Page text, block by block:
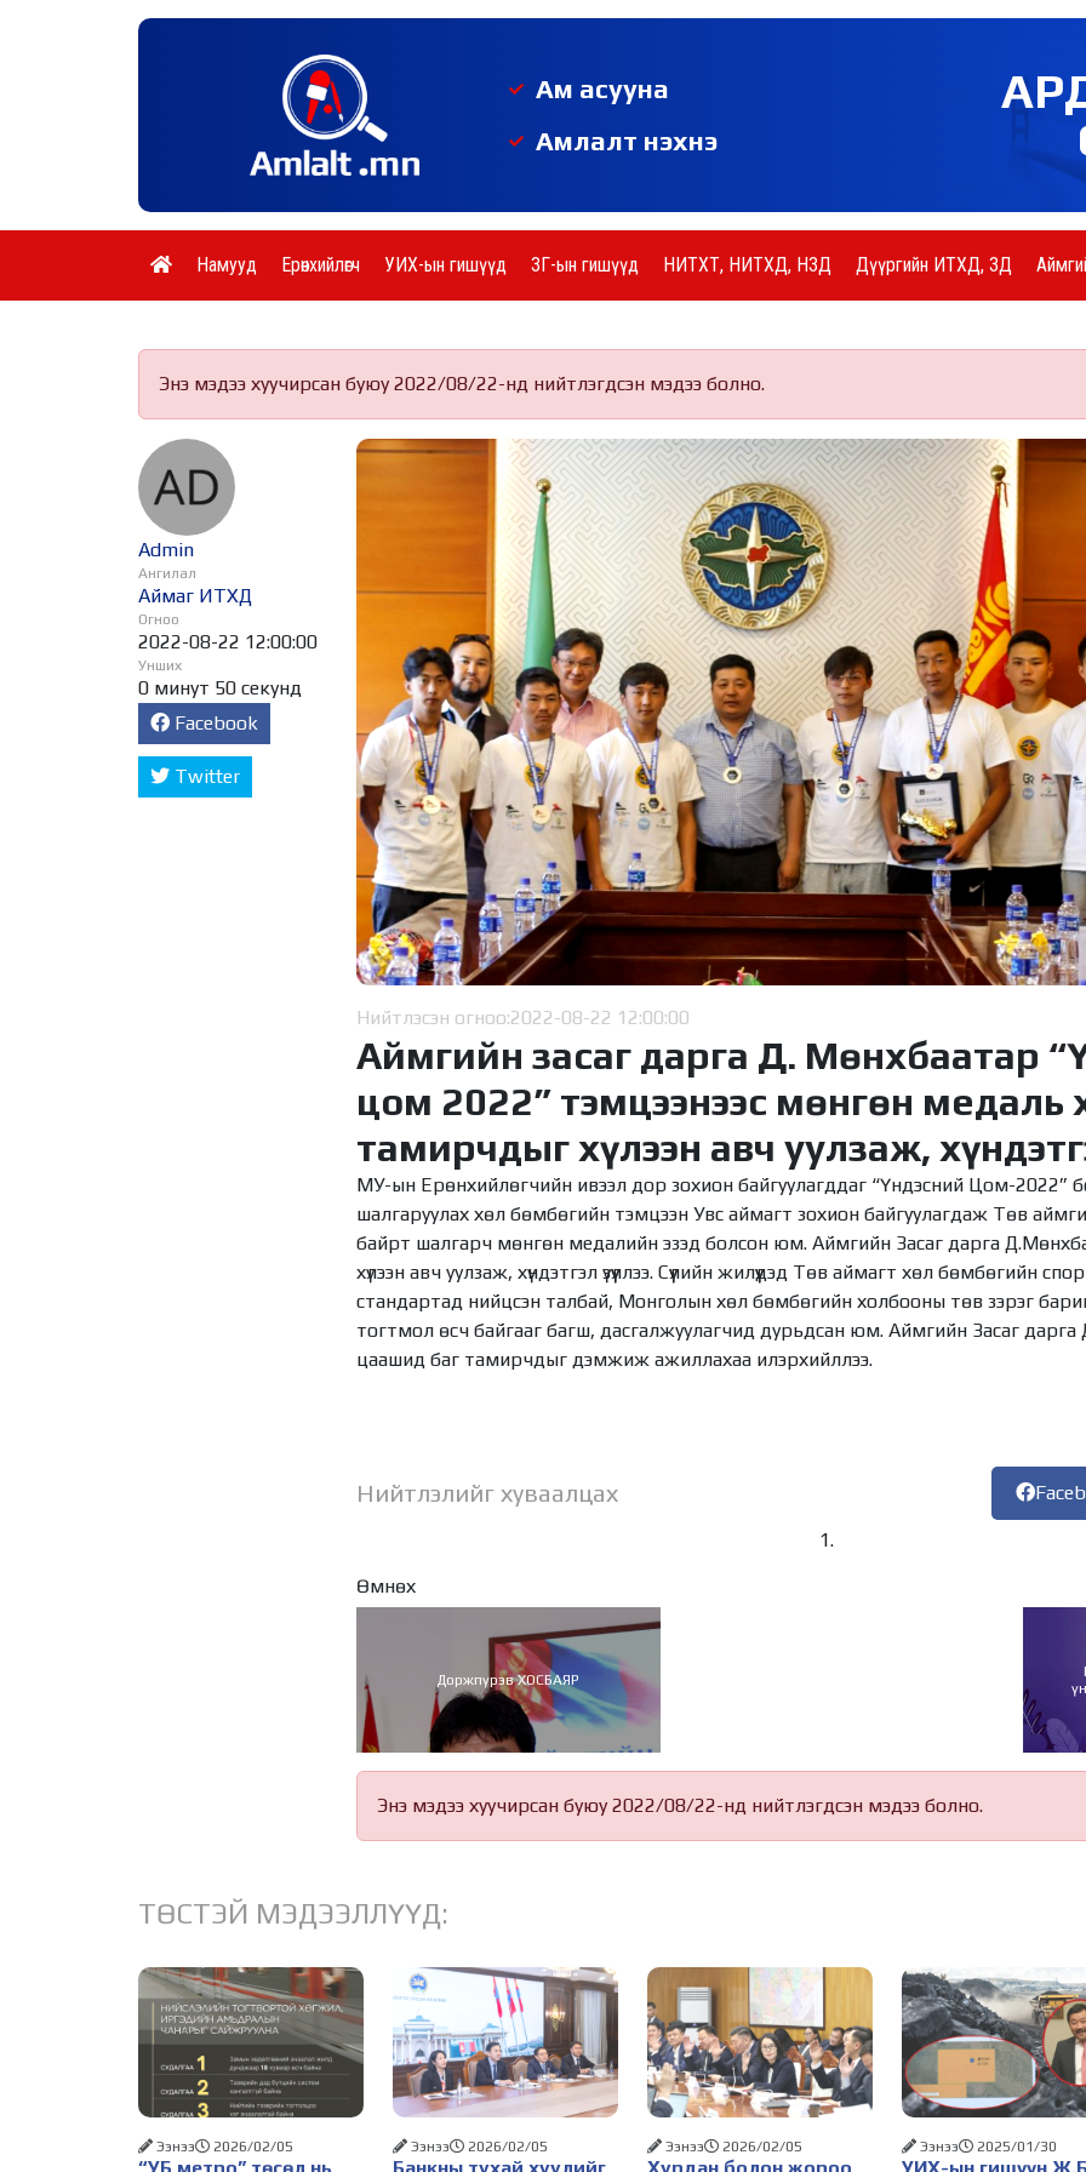
Ам асууна
Амлалт нэхнэ
Намууд Ерөнхийлөгч УИХ-ын гишүүд ЗГ-ын гишүүд НИТХТ, НИТХД, НЗД Дүүргийн ИТХД, ЗД
Энэ мэдээ хуучирсан буюу 2022/08/22-нд нийтлэгдсэн мэдээ болно.
Admin
Ангилал
Аймаг ИТХД
Огноо
2022-08-22 12:00:00
Унших
0 минут 50 секунд
Facebook
Twitter
Нийтлэсэн огноо:2022-08-22 12:00:00
Аймгийн засаг дарга Д. Мөнхбаатар
цом 2022” тэмцээнээс мөнгөн медаль
тамирчдыг хүлээн авч уулзаж,
МУ-ын Ерөнхийлөгчийн ивээл дор зохион байгуулагддаг “Үндэсний Цом-2022”
шалгаруулах хөл бөмбөгийн тэмцээн Увс аймагт зохион байгуулагдаж Төв
байрт шалгарч мөнгөн медалийн эзэд болсон юм. Аймгийн Засаг дарга
хүлээн авч уулзаж, хүндэтгэл үзүүллээ. Сүүлийн жилүүдэд Төв аймагт хөл бөмбөгийн
стандартад нийцсэн талбай, Монголын хөл бөмбөгийн холбооны төв зэрэг
тогтмол өсч байгааг багш, дасгалжуулагчид дурьдсан юм. Аймгийн Засаг дарга
цаашид баг тамирчдыг дэмжиж ажиллахаа илэрхийллээ.
Нийтлэлийг хуваалцах
Өмнөх
Доржпүрэв ХОСБАЯР
Энэ мэдээ хуучирсан буюу 2022/08/22-нд нийтлэгдсэн мэдээ болно.
ТӨСТЭЙ МЭДЭЭЛЛҮҮД:
“УБ метро” төсөл нь
Ээнээ 2026/02/05
Банкны тухай хуулийг
Ээнээ 2026/02/05
Хурдан болон жороо
Ээнээ 2026/02/05
УИХ-ын гишүүн
Ээнээ 2025/01/30